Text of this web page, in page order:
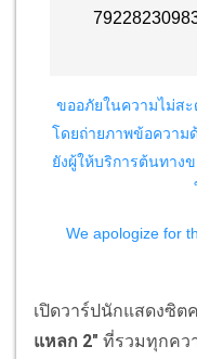
เปิดวาร์ปนักแสดงซิต
แหลก 2" ที่รวมทุกคว